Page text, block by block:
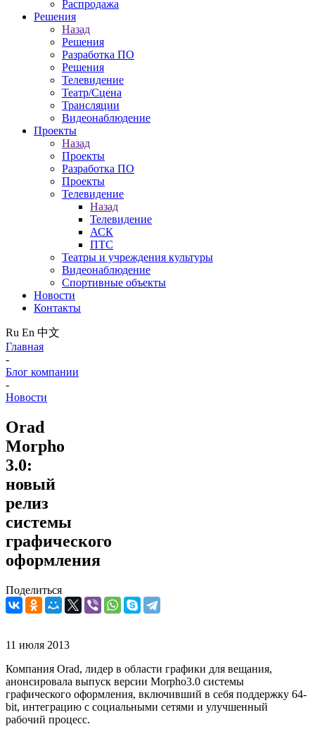
Распродажа
Решения
Назад
Решения
Разработка ПО
Решения
Телевидение
Театр/Сцена
Трансляции
Видеонаблюдение
Проекты
Назад
Проекты
Разработка ПО
Проекты
Телевидение
Назад
Телевидение
АСК
ПТС
Театры и учреждения культуры
Видеонаблюдение
Спортивные объекты
Новости
Контакты
Ru En 中文
Главная
-
Блог компании
-
Новости
Orad
Morpho
3.0:
новый
релиз
системы
графического
оформления
Поделиться
11 июля 2013
Компания Orad, лидер в области графики для вещания,
анонсировала выпуск версии Morpho3.0 системы
графического оформления, включивший в себя поддержку 64-
bit, интеграцию с социальными сетями и улучшенный
рабочий процесс.